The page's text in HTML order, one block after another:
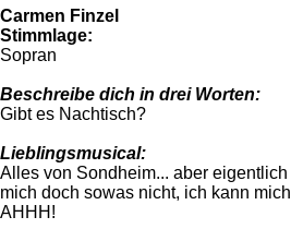
Carmen Finzel
Stimmlage:
Sopran
Beschreibe dich in drei Worten:
Gibt es Nachtisch?
Lieblingsmusical:
Alles von Sondheim... aber
mich doch sowas nicht, ich kann
AHHH!